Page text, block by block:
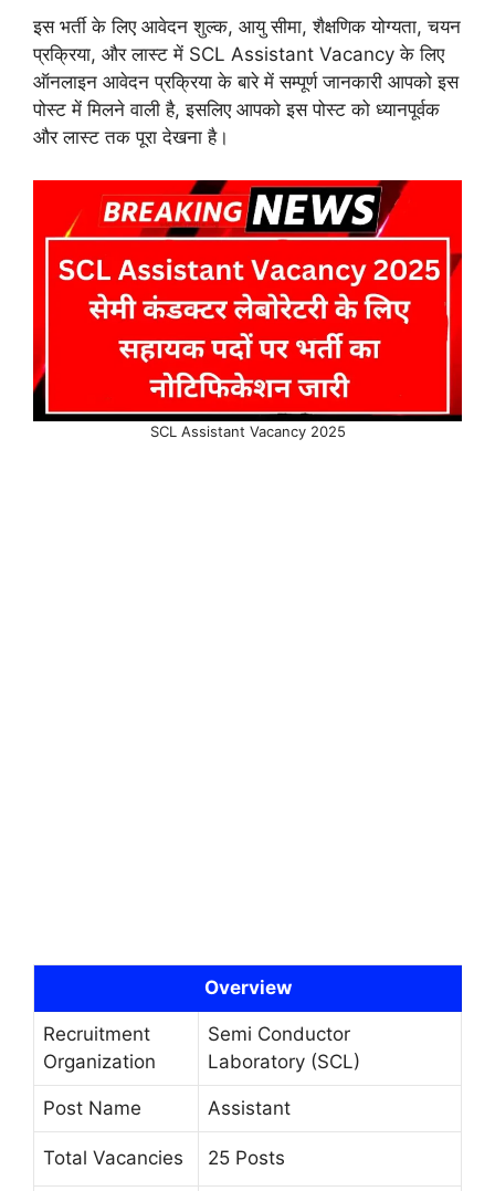
इस भर्ती के लिए आवेदन शुल्क, आयु सीमा, शैक्षणिक योग्यता, चयन
प्रक्रिया, और लास्ट में SCL Assistant Vacancy के लिए
ऑनलाइन आवेदन प्रक्रिया के बारे में सम्पूर्ण जानकारी आपको इस
पोस्ट में मिलने वाली है, इसलिए आपको इस पोस्ट को ध्यानपूर्वक
और लास्ट तक पूरा देखना है।
SCL Assistant Vacancy 2025
Overview
Recruitment
Organization
Semi Conductor
Laboratory (SCL)
Post Name Assistant
Total Vacancies 25 Posts